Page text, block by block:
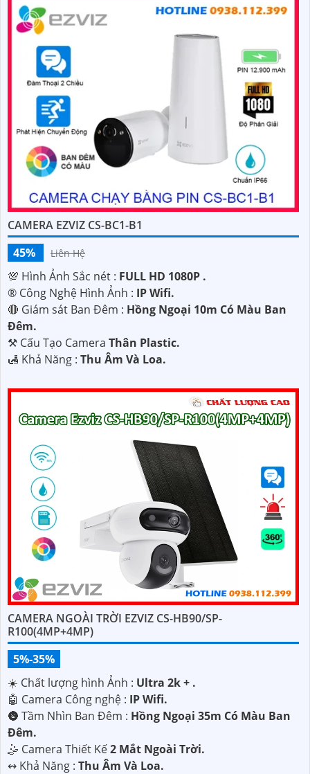
CAMERA EZVIZ CS-BC1-B1
45%
Liên Hệ
💯 Hình Ảnh Sắc nét : FULL HD 1080P .
®️ Công Nghệ Hình Ảnh : IP Wifi.
🔴 Giám sát Ban Đêm : Hồng Ngoại 10m Có Màu Ban
Ðêm.
⚒ Cấu Tạo Camera Thân Plastic.
️🛃 Khả Năng : Thu Âm Và Loa.
CAMERA NGOÀI TRỜI EZVIZ CS-HB90/SP-
R100(4MP+4MP)
5%-35%
☀️ Chất lượng hình Ảnh : Ultra 2k + .
🤖️ Camera Công nghệ : IP Wifi.
🌚 Tầm Nhìn Ban Đêm : Hồng Ngoại 35m Có Màu Ban
Ðêm.
🤹 Camera Thiết Kế2 Mắt Ngoài Trời.
️↭ Khả Năng : Thu Âm Và Loa.